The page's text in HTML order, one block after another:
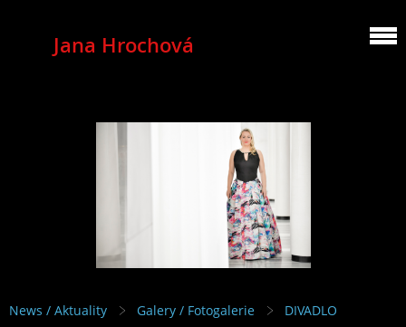
Jana Hrochová
MEZZOSOPRANO
News / Aktuality Galery / Fotogalerie
DIVADLO